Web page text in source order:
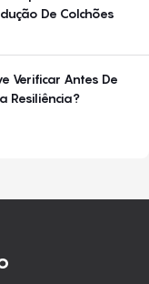
De Colchões
Verificar Antes De
Resiliência?